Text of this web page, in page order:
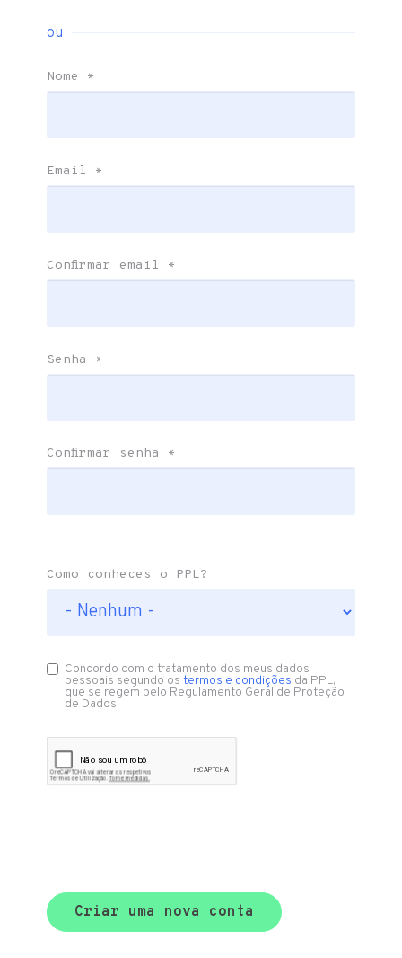
ou
Nome *
Email *
Confirmar email *
Senha *
Confirmar senha *
Como conheces o PPL?
Concordo com o tratamento dos meus dados
pessoais segundo ostermos e condições da PPL,
que se regem pelo Regulamento Geral de Proteção
de Dados
Criar uma nova conta